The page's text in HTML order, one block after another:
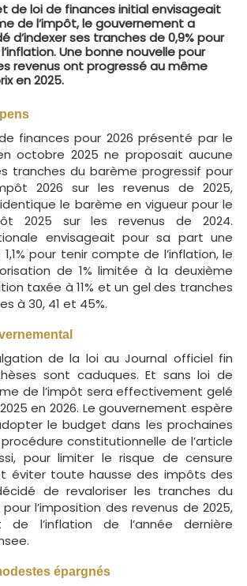
de loi de finances initial envisageait
de l’impôt, le gouvernement a
d’indexer ses tranches de 0,9% pour
Une bonne nouvelle pour
revenus ont progressé au même
en 2025.
finances pour 2026 présenté par le
octobre 2025 ne proposait aucune
tranches du barème progressif pour
2026 sur les revenus de 2025,
le barème en vigueur pour le
2025 sur les revenus de 2024.
envisageait pour sa part une
pour tenir compte de l’inflation, le
de 1% limitée à la deuxième
taxée à 11% et un gel des tranches
à 30, 41 et 45%.
de la loi au Journal officiel fin
sont caduques. Et sans loi de
de l’impôt sera effectivement gelé
en 2026. Le gouvernement espère
le budget dans les prochaines
constitutionnelle de l’article
pour limiter le risque de censure
éviter toute hausse des impôts des
de revaloriser les tranches du
l’imposition des revenus de 2025,
de l’inflation de l’année dernière
épargnés